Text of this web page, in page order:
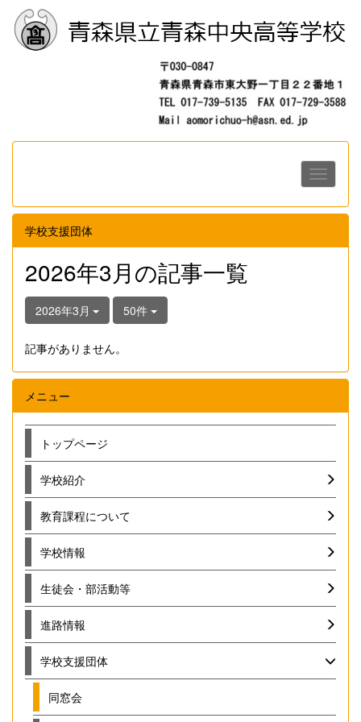
学校支援団体
2026年3月の記事一覧
2026年3月 50件
記事がありません。
メニュー
トップページ
学校紹介
教育課程について
学校情報
生徒会・部活動等
進路情報
学校支援団体
同窓会